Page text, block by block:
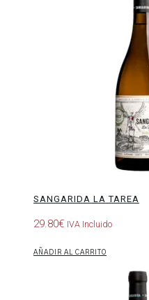
SANGARIDA LA TAREA
29.80€ IVA Incluido
AÑADIR AL CARRITO